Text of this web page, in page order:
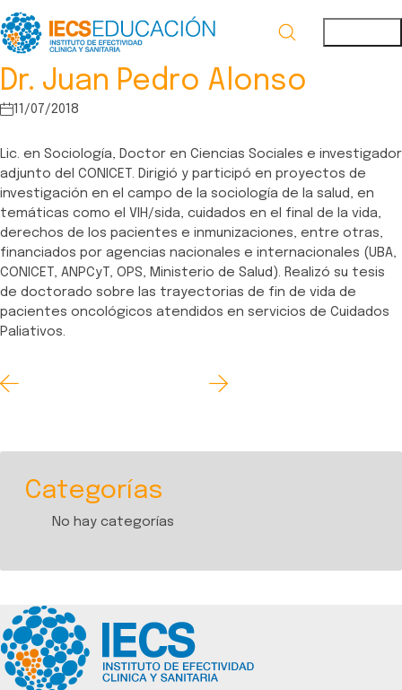
Dr. Juan Pedro Alonso
11/07/2018
Lic. en Sociología, Doctor en Ciencias Sociales e investigador
adjunto del CONICET. Dirigió y participó en proyectos de
investigación en el campo de la sociología de la salud, en
temáticas como el VIH/sida, cuidados en el final de la vida,
derechos de los pacientes e inmunizaciones, entre otras,
financiados por agencias nacionales e internacionales (UBA,
CONICET, ANPCyT, OPS, Ministerio de Salud). Realizó su tesis
de doctorado sobre las trayectorias de fin de vida de
pacientes oncológicos atendidos en servicios de Cuidados
Paliativos.
Categorías
No hay categorías